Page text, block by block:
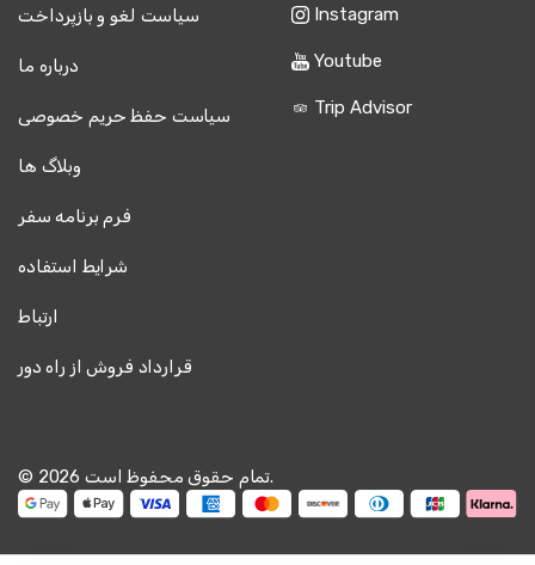
سیاست لغو و بازپرداخت
درباره ما
سیاست حفظ حریم خصوصی
وبلاگ ها
فرم برنامه سفر
شرایط استفاده
ارتباط
قرارداد فروش از راه دور
Instagram
Youtube
Trip Advisor
© 2026 تمام حقوق محفوظ است.